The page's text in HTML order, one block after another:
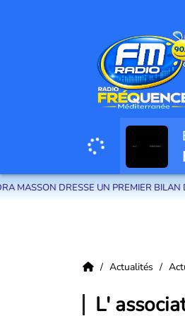
Radio Fréquence Méditerranée la radio
BILAN DE SON ACTION À MENTON
Actualités
L'